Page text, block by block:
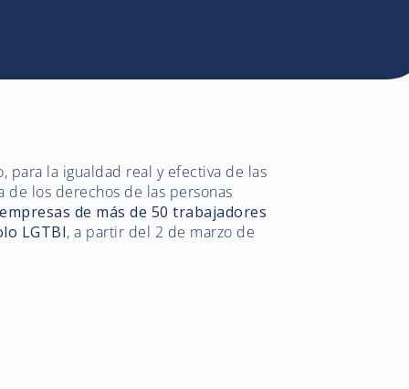
para la igualdad real y efectiva de las
de los derechos de las personas
de más de 50 trabajadores
LGTBI, a partir del 2 de marzo de